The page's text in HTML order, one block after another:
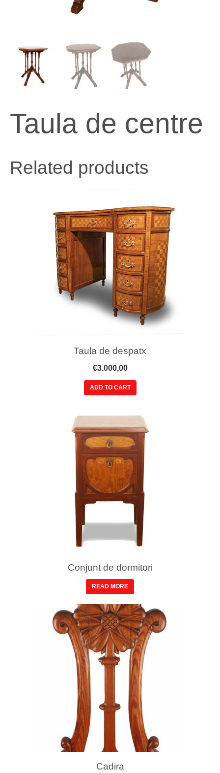
Taula de centre
Related products
Taula de despatx
€3.000,00
ADD TO CART
Conjunt de dormitori
READ MORE
Cadira